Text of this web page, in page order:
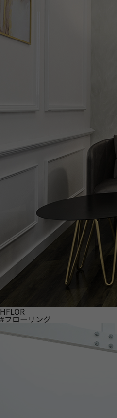
HFLOR
#フローリング